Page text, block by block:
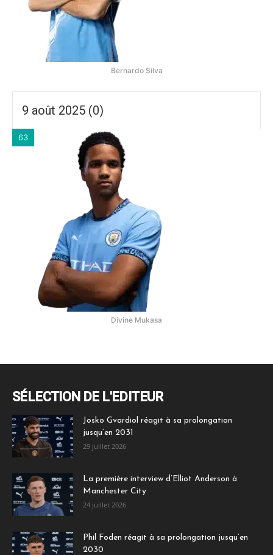
Bernardo Silva
9 août 2025 (0)
63
Divine Mukasa
SÉLECTION DE L'EDITEUR
Josko Gvardiol réagit à sa prolongation
jusqu’en 2031
29 juillet 2026
La première interview d’Elliot Anderson à
Manchester City
24 juillet 2026
Phil Foden réagit à sa prolongation jusqu’en
2030